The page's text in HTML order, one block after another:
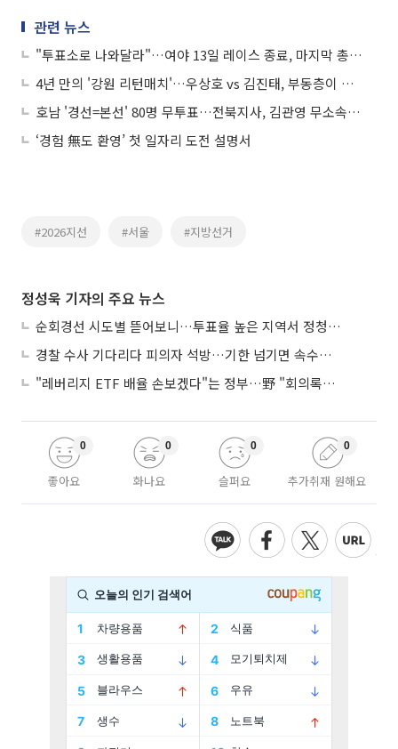
관련 뉴스
"투표소로 나와달라"…여야 13일 레이스 종료, 마지막 총력전
4년 만의 '강원 리턴매치'…우상호 vs 김진태, 부동층이 변수
호남 '경선=본선' 80명 무투표…전북지사, 김관영 무소속 출마 변수
‘경험 無도 환영’ 첫 일자리 도전 설명서
#2026지선 #서울 #지방선거
정성욱 기자의 주요 뉴스
순회경선 시도별 뜯어보니…투표율 높은 지역서 정청래 강세
경찰 수사 기다리다 피의자 석방…기한 넘기면 속수무책
"레버리지 ETF 배율 손보겠다"는 정부…野 "회의록부터 내놔야"
좋아요
0
화나요
0
슬퍼요
0
추가취재 원해요
0